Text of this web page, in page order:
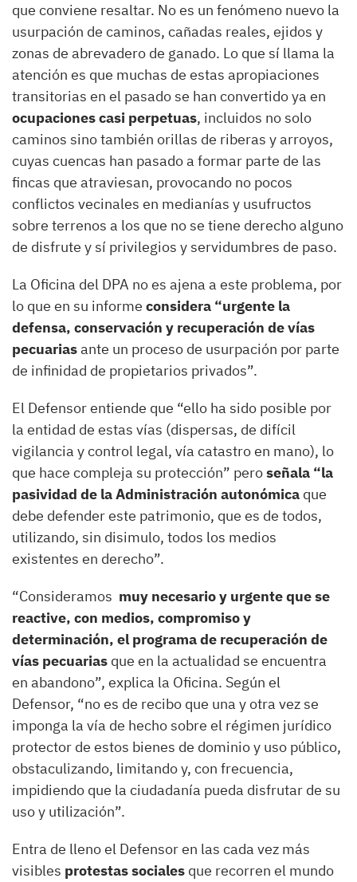
que conviene resaltar. No es un fenómeno nuevo la
usurpación de caminos, cañadas reales, ejidos y
zonas de abrevadero de ganado. Lo que sí llama la
atención es que muchas de estas apropiaciones
transitorias en el pasado se han convertido ya en
ocupaciones casi perpetuas, incluidos no solo
caminos sino también orillas de riberas y arroyos,
cuyas cuencas han pasado a formar parte de las
fincas que atraviesan, provocando no pocos
conflictos vecinales en medianías y usufructos
sobre terrenos a los que no se tiene derecho alguno
de disfrute y sí privilegios y servidumbres de paso.
La Oficina del DPA no es ajena a este problema, por
lo que en su informe considera “urgente la
defensa, conservación y recuperación de vías
pecuariasante un proceso de usurpación por parte
de infinidad de propietarios privados”.
El Defensor entiende que “ello ha sido posible por
la entidad de estas vías (dispersas, de difícil
vigilancia y control legal, vía catastro en mano), lo
que hace compleja su protección” peroseñala “la
pasividad de la Administración autonómica que
debe defender este patrimonio, que es de todos,
utilizando, sin disimulo, todos los medios
existentes en derecho”.
“Consideramos muy necesario y urgente que se
reactive, con medios, compromiso y
determinación, el programa de recuperación de
vías pecuarias que en la actualidad se encuentra
en abandono”, explica la Oficina. Según el
Defensor, “no es de recibo que una y otra vez se
imponga la vía de hecho sobre el régimen jurídico
protector de estos bienes de dominio y uso público,
obstaculizando, limitando y, con frecuencia,
impidiendo que la ciudadanía pueda disfrutar de su
uso y utilización”.
Entra de lleno el Defensor en las cada vez más
visibles protestas sociales que recorren el mundo